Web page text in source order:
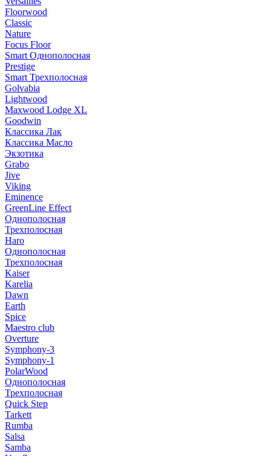
Floorwood
Classic
Nature
Focus Floor
Smart Однополосная
Prestige
Smart Трехполосная
Golvabia
Lightwood
Maxwood Lodge XL
Goodwin
Классика Лак
Классика Масло
Экзотика
Grabo
Jive
Viking
Eminence
GreenLine Effect
Однополосная
Трехполосная
Haro
Однополосная
Трехполосная
Kaiser
Karelia
Dawn
Earth
Spice
Maestro club
Overture
Symphony-3
Symphony-1
PolarWood
Однополосная
Трехполосная
Quick Step
Tarkett
Rumba
Salsa
Samba